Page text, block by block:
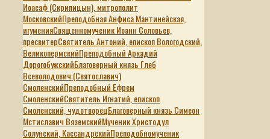
Иоасаф (Скрипицын), митрополит
МосковскийПреподобная Анфиса Мантинейская,
игуменияСвященномученик Иоанн Соловьев,
пресвитерСвятитель Антоний, епископ Вологодский,
ВеликопермскийПреподобный Аркадий
ДорогобужскийБлаговерный князь Глеб
Всеволодович (Святославич)
СмоленскийПреподобный Ефрем
СмоленскийСвятитель Игнатий, епископ
Смоленский, чудотворецБлаговерный князь Симеон
Мстиславич ВяземскийМученик Христодул
Солунский, КассандрскийПреподобномученик